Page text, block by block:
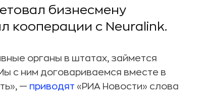
бизнесмену
кооперации с Neuralink.
органы в штатах, займется
с ним договариваемся вместе в
— приводят «РИА Новости» слова